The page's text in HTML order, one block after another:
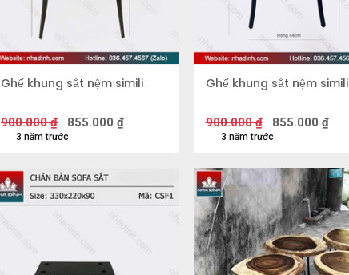
Ghế khung sắt nệm simili
3 năm trước
900.000₫ 855.000 ₫
Ghế khung sắt nệm simili
3 năm trước
900.000₫ 855.000 ₫